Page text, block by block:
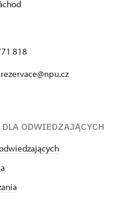
818
ODWIEDZAJĄCYCH